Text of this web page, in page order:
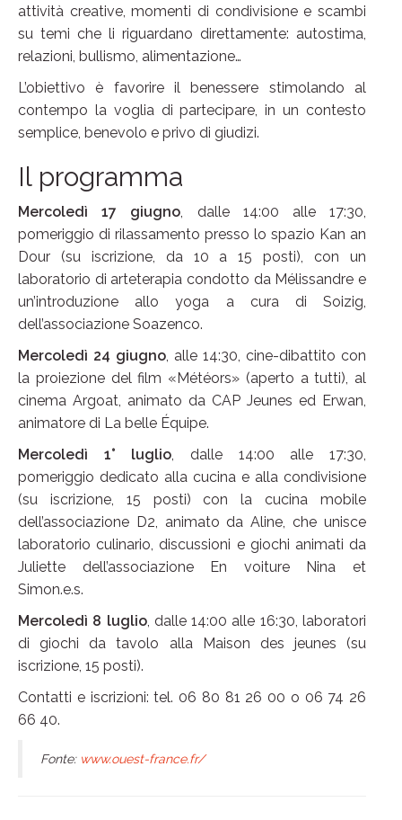
attività creative, momenti di condivisione e scambi
su temi che li riguardano direttamente: autostima,
relazioni, bullismo, alimentazione…
L’obiettivo è favorire il benessere stimolando al
contempo la voglia di partecipare, in un contesto
semplice, benevolo e privo di giudizi.
Il programma
Mercoledì 17 giugno, dalle 14:00 alle 17:30,
pomeriggio di rilassamento presso lo spazio Kan an
Dour (su iscrizione, da 10 a 15 posti), con un
laboratorio di arteterapia condotto da Mélissandre e
un’introduzione allo yoga a cura di Soizig,
dell’associazione Soazenco.
Mercoledì 24 giugno, alle 14:30, cine-dibattito con
la proiezione del film «Météors» (aperto a tutti), al
cinema Argoat, animato da CAP Jeunes ed Erwan,
animatore di La belle Équipe.
Mercoledì 1° luglio, dalle 14:00 alle 17:30,
pomeriggio dedicato alla cucina e alla condivisione
(su iscrizione, 15 posti) con la cucina mobile
dell’associazione D2, animato da Aline, che unisce
laboratorio culinario, discussioni e giochi animati da
Juliette dell’associazione En voiture Nina et
Simon.e.s.
Mercoledì 8 luglio, dalle 14:00 alle 16:30, laboratori
di giochi da tavolo alla Maison des jeunes (su
iscrizione, 15 posti).
Contatti e iscrizioni: tel. 06 80 81 26 00 o 06 74 26
66 40.
Fonte: www.ouest-france.fr/